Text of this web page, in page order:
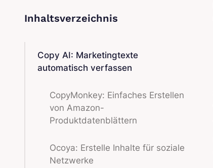
Copy AI: Marketingtexte
automatisch verfassen
CopyMonkey: Einfaches Erstellen
von Amazon-
Produktdatenblättern
Ocoya: Erstelle Inhalte für soziale
Netzwerke